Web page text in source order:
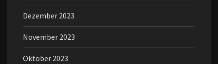
Dezember 2023
November 2023
Oktober 2023